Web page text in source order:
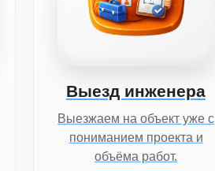
Выезд инженера
Выезжаем на объект уже с
пониманием проекта и
объёма работ.